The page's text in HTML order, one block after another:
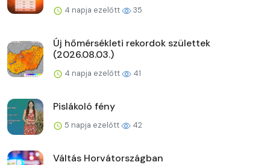
4 napja ezelőtt 35
Új hőmérsékleti rekordok születtek
(2026.08.03.)
4 napja ezelőtt 41
Pislákoló fény
5 napja ezelőtt 42
Váltás Horvátországban